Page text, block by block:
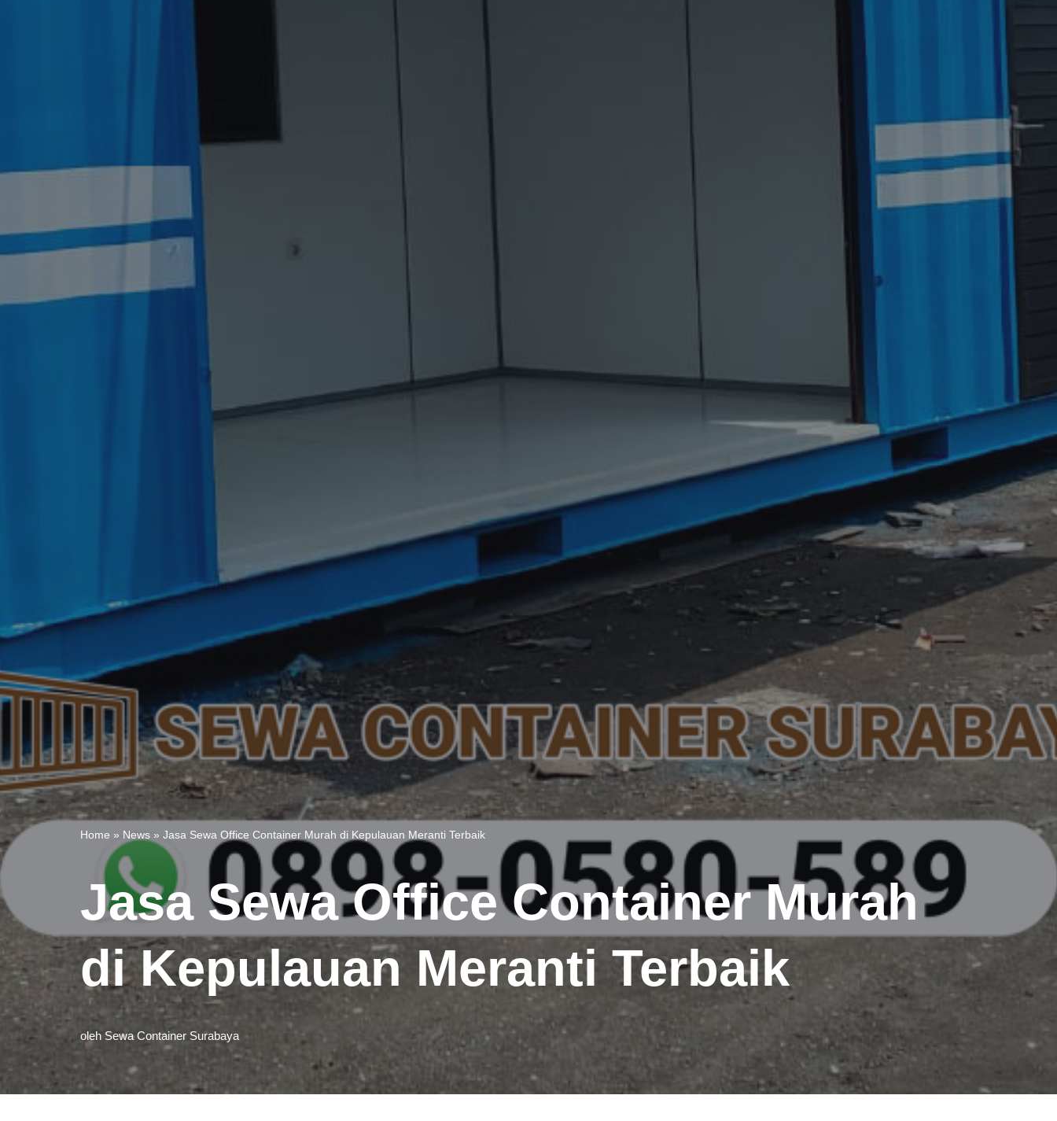
Home » News » Jasa Sewa Office Container Murah di Kepulauan Meranti Terbaik
Jasa Sewa Office Container Murah
di Kepulauan Meranti Terbaik
oleh Sewa Container Surabaya